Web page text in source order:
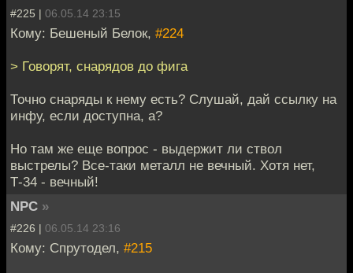
#225 | 06.05.14 23:15
Кому: Бешеный Белок, #224
> Говорят, снарядов до фига
Точно снаряды к нему есть? Слушай, дай ссылку на
инфу, если доступна, а?
Но там же еще вопрос - выдержит ли ствол
выстрелы? Все-таки металл не вечный. Хотя нет,
Т-34 - вечный!
NPC »
#226 | 06.05.14 23:16
Кому: Спрутодел, #215